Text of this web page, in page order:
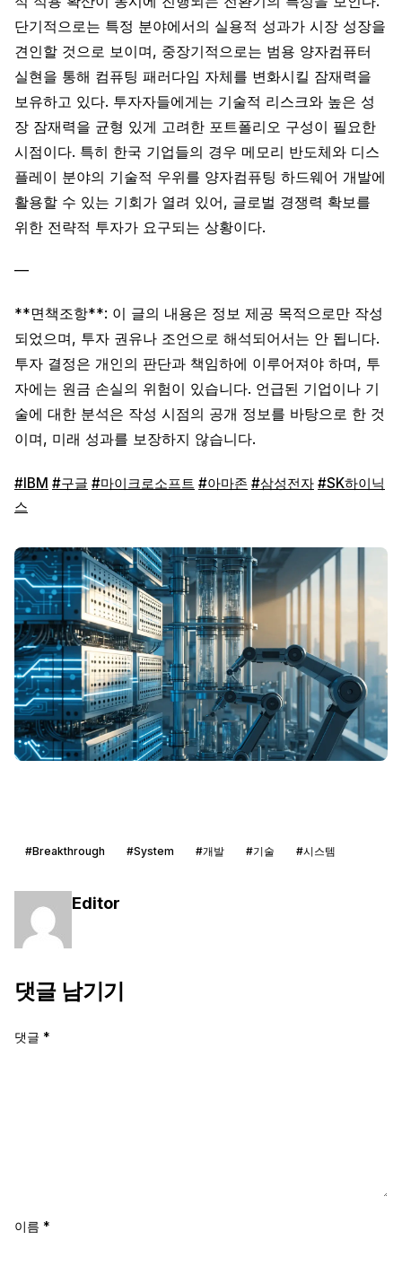
단기적으로는 특정 분야에서의 실용적 성과가 시장 성장을
견인할 것으로 보이며, 중장기적으로는 범용 양자컴퓨터
실현을 통해 컴퓨팅 패러다임 자체를 변화시킬 잠재력을
보유하고 있다. 투자자들에게는 기술적 리스크와 높은 성
장 잠재력을 균형 있게 고려한 포트폴리오 구성이 필요한
시점이다. 특히 한국 기업들의 경우 메모리 반도체와 디스
플레이 분야의 기술적 우위를 양자컴퓨팅 하드웨어 개발에
활용할 수 있는 기회가 열려 있어, 글로벌 경쟁력 확보를
위한 전략적 투자가 요구되는 상황이다.
—
**면책조항**: 이 글의 내용은 정보 제공 목적으로만 작성
되었으며, 투자 권유나 조언으로 해석되어서는 안 됩니다.
투자 결정은 개인의 판단과 책임하에 이루어져야 하며, 투
자에는 원금 손실의 위험이 있습니다. 언급된 기업이나 기
술에 대한 분석은 작성 시점의 공개 정보를 바탕으로 한 것
이며, 미래 성과를 보장하지 않습니다.
#IBM #구글 #마이크로소프트 #아마존 #삼성전자 #SK하이닉
스
#Breakthrough #System #개발 #기술 #시스템
Editor
댓글 남기기
댓글 *
이름 *